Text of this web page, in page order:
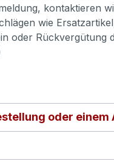
kontaktieren
wie
oder Rückvergütung
oder einem